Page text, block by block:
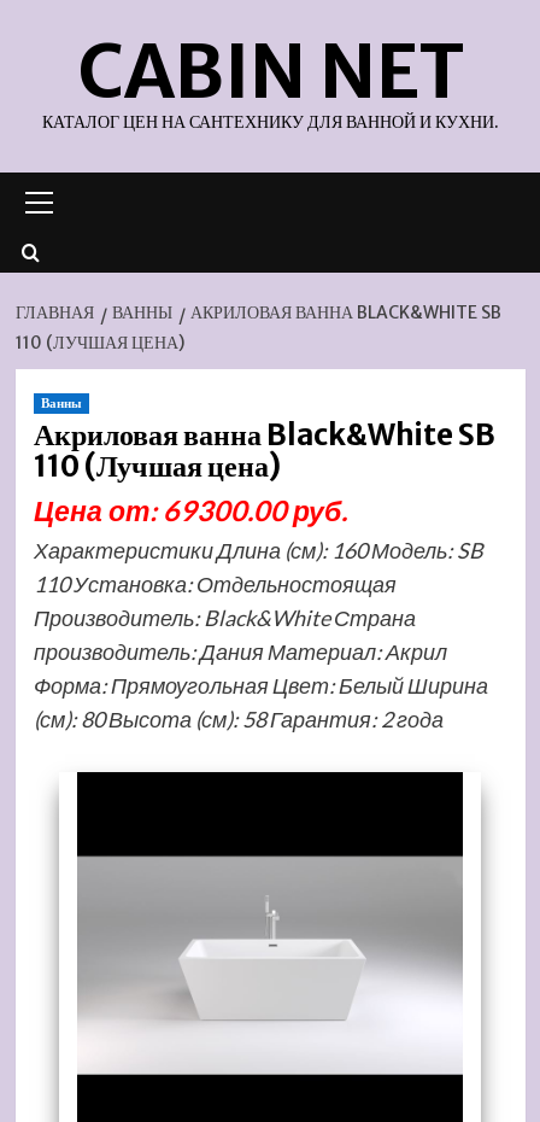
содержимомуCABIN NET
КАТАЛОГ ЦЕН НА САНТЕХНИКУ ДЛЯ ВАННОЙ И КУХНИ.
меню
ГЛАВНАЯ ВАННЫ
АКРИЛОВАЯ ВАННА BLACK&WHITE SB
110 (ЛУЧШАЯ ЦЕНА)
Ванны
Акриловая ванна Black&White SB
110 (Лучшая цена)
Цена от: 69300.00 руб.
Характеристики Длина (см): 160 Модель: SB
110 Установка: Отдельностоящая
Производитель: Black&White Страна
производитель: Дания Материал: Акрил
Форма: Прямоугольная Цвет: Белый Ширина
(см): 80 Высота (см): 58 Гарантия: 2 года